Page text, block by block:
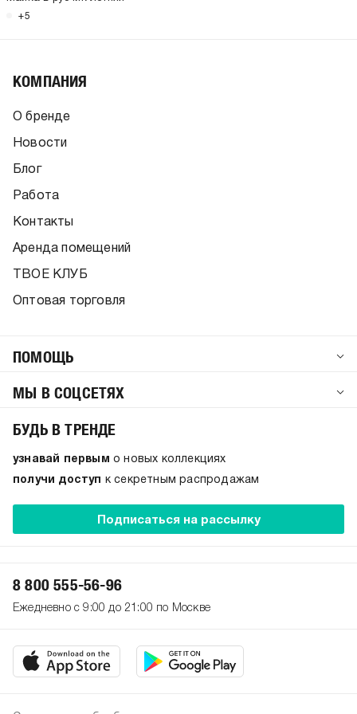
+5
КОМПАНИЯ
О бренде
Новости
Блог
Работа
Контакты
Аренда помещений
ТВОЕ КЛУБ
Оптовая торговля
ПОМОЩЬ
МЫ В СОЦСЕТЯХ
БУДЬ В ТРЕНДЕ
узнавай первым о новых коллекциях
получи доступ
к секретным распродажам
Подписаться на рассылку
8 800 555-56-96
Ежедневно с 9:00 до 21:00 по Москве